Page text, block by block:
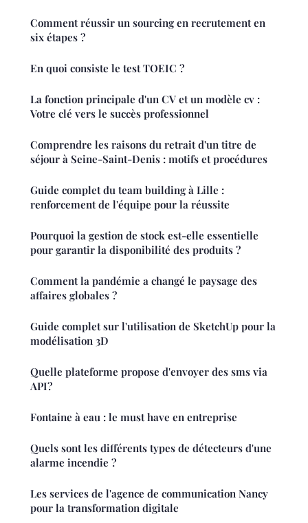
Comment réussir un sourcing en recrutement en
six étapes ?
En quoi consiste le test TOEIC ?
La fonction principale d'un CV et un modèle cv :
Votre clé vers le succès professionnel
Comprendre les raisons du retrait d'un titre de
séjour à Seine-Saint-Denis : motifs et procédures
Guide complet du team building à Lille :
renforcement de l'équipe pour la réussite
Pourquoi la gestion de stock est-elle essentielle
pour garantir la disponibilité des produits ?
Comment la pandémie a changé le paysage des
affaires globales ?
Guide complet sur l'utilisation de SketchUp pour la
modélisation 3D
Quelle plateforme propose d'envoyer des sms via
API?
Fontaine à eau : le must have en entreprise
Quels sont les différents types de détecteurs d'une
alarme incendie ?
Les services de l'agence de communication Nancy
pour la transformation digitale